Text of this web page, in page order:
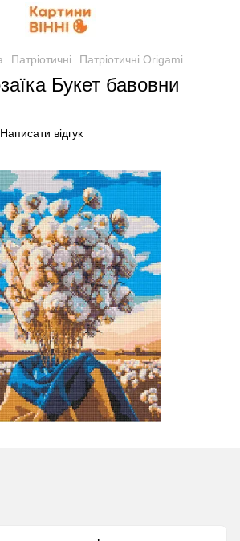
Патріотичні Патріотичні Origami
Букет бавовни
Написати відгук